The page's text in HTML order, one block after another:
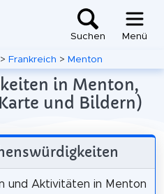
Suchen Menü
> Frankreich > Menton
in Menton,
und Bildern)
und Aktivitäten in Menton